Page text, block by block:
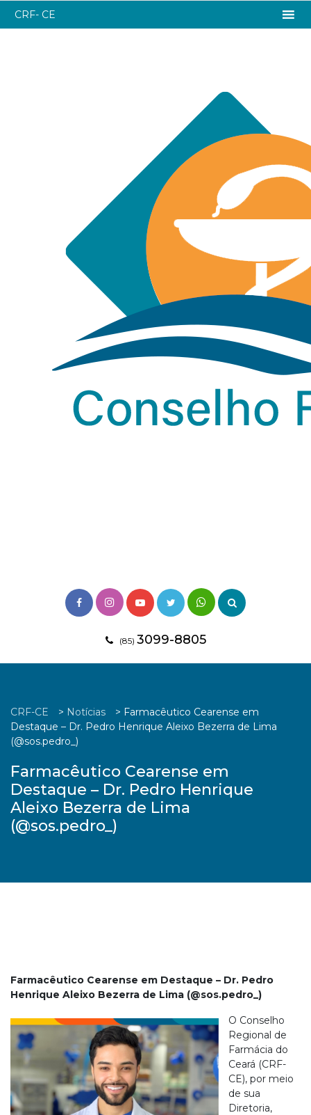
(85) 3099-8805
CRF- CE
CRF-CE > Notícias > Farmacêutico Cearense em
Destaque – Dr. Pedro Henrique Aleixo Bezerra de Lima
(@sos.pedro_)
Farmacêutico Cearense em
Destaque – Dr. Pedro Henrique
Aleixo Bezerra de Lima
(@sos.pedro_)
Farmacêutico Cearense em Destaque – Dr. Pedro
Henrique Aleixo Bezerra de Lima (@sos.pedro_)
O Conselho
Regional de
Farmácia do
Ceará (CRF-
CE), por meio
de sua
Diretoria,